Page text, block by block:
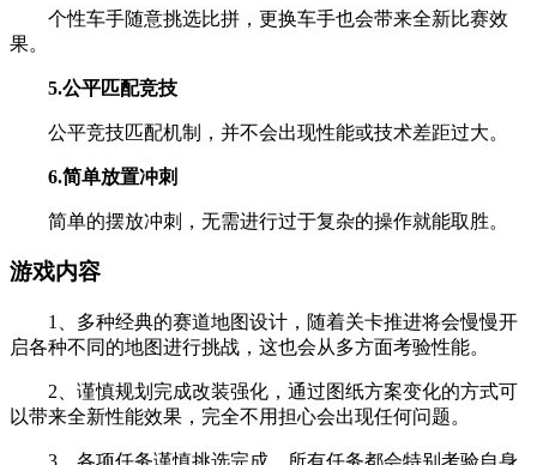
个性车手随意挑选比拼，更换车手也会带来全新比赛效
果。
5.公平匹配竞技
公平竞技匹配机制，并不会出现性能或技术差距过大。
6.简单放置冲刺
简单的摆放冲刺，无需进行过于复杂的操作就能取胜。
游戏内容
1、多种经典的赛道地图设计，随着关卡推进将会慢慢开
启各种不同的地图进行挑战，这也会从多方面考验性能。
2、谨慎规划完成改装强化，通过图纸方案变化的方式可
以带来全新性能效果，完全不用担心会出现任何问题。